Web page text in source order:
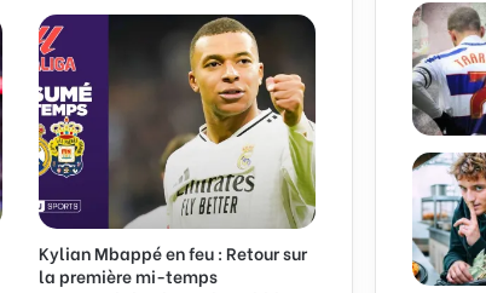
Kylian Mbappé en feu : Retour sur
la première mi-temps